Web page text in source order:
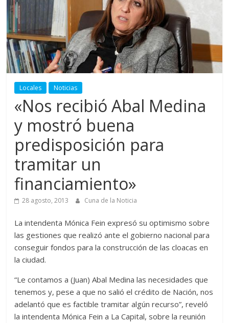
Locales Noticias
«Nos recibió Abal Medina
y mostró buena
predisposición para
tramitar un
financiamiento»
28 agosto, 2013 Cuna de la Noticia
La intendenta Mónica Fein expresó su optimismo sobre
las gestiones que realizó ante el gobierno nacional para
conseguir fondos para la construcción de las cloacas en
la ciudad.
“Le contamos a (Juan) Abal Medina las necesidades que
tenemos y, pese a que no salió el crédito de Nación, nos
adelantó que es factible tramitar algún recurso”, reveló
la intendenta Mónica Fein a La Capital, sobre la reunión